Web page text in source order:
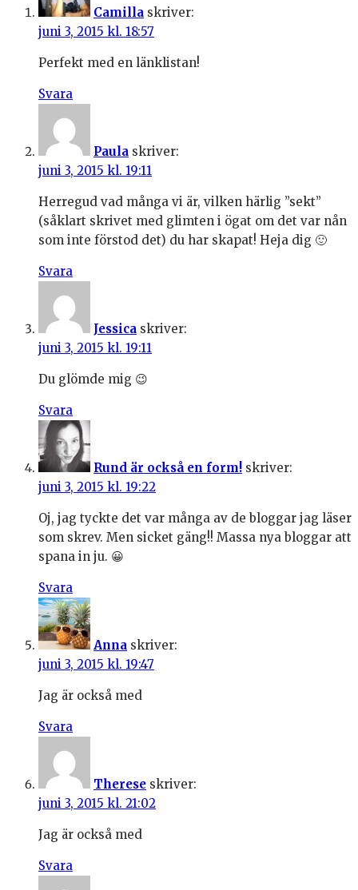
Camilla skriver:
juni 3, 2015 kl. 18:57
Perfekt med en länklistan!
Svara
Paula skriver:
juni 3, 2015 kl. 19:11
Herregud vad många vi är, vilken härlig ”sekt”
(såklart skrivet med glimten i ögat om det var nån
som inte förstod det) du har skapat! Heja dig 🙂
Svara
Jessica skriver:
juni 3, 2015 kl. 19:11
Du glömde mig 😉
Svara
Rund är också en form! skriver:
juni 3, 2015 kl. 19:22
Oj, jag tyckte det var många av de bloggar jag läser
som skrev. Men sicket gäng!! Massa nya bloggar att
spana in ju. 😀
Svara
Anna skriver:
juni 3, 2015 kl. 19:47
Jag är också med
Svara
Therese skriver:
juni 3, 2015 kl. 21:02
Jag är också med
Svara